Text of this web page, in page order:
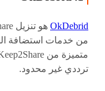
OkDebrid
من خدمات استضافة
ترددي غير محدود.